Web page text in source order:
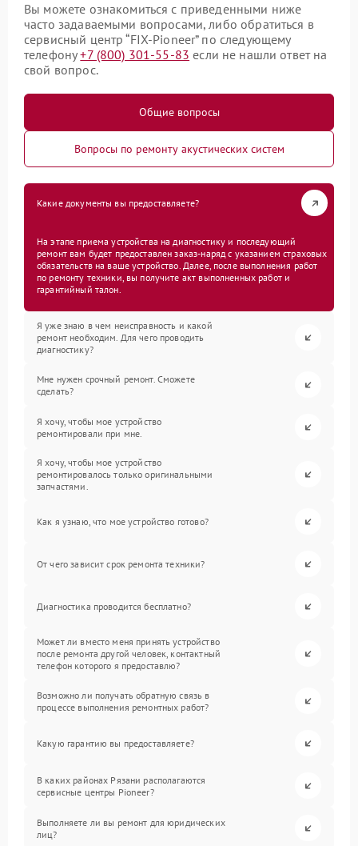
Вы можете ознакомиться с приведенными ниже
часто задаваемыми вопросами, либо обратиться в
сервисный центр “FIX-Pioneer” по следующему
телефону+7 (800) 301-55-83 если не нашли ответ на
свой вопрос.
Общие вопросы
Вопросы по ремонту акустических систем
Какие документы вы предоставляете?
На этапе приема устройства на диагностику и последующий
ремонт вам будет предоставлен заказ-наряд с указанием страховых
обязательств на ваше устройство. Далее, после выполнения работ
по ремонту техники, вы получите акт выполненных работ и
гарантийный талон.
Я уже знаю в чем неисправность и какой
ремонт необходим. Для чего проводить
диагностику?
Мне нужен срочный ремонт. Сможете
сделать?
Я хочу, чтобы мое устройство
ремонтировали при мне.
Я хочу, чтобы мое устройство
ремонтировалось только оригинальными
запчастями.
Как я узнаю, что мое устройство готово?
От чего зависит срок ремонта техники?
Диагностика проводится бесплатно?
Может ли вместо меня принять устройство
после ремонта другой человек, контактный
телефон которого я предоставлю?
Возможно ли получать обратную связь в
процессе выполнения ремонтных работ?
Какую гарантию вы предоставляете?
В каких районах Рязани располагаются
сервисные центры Pioneer?
Выполняете ли вы ремонт для юридических
лиц?